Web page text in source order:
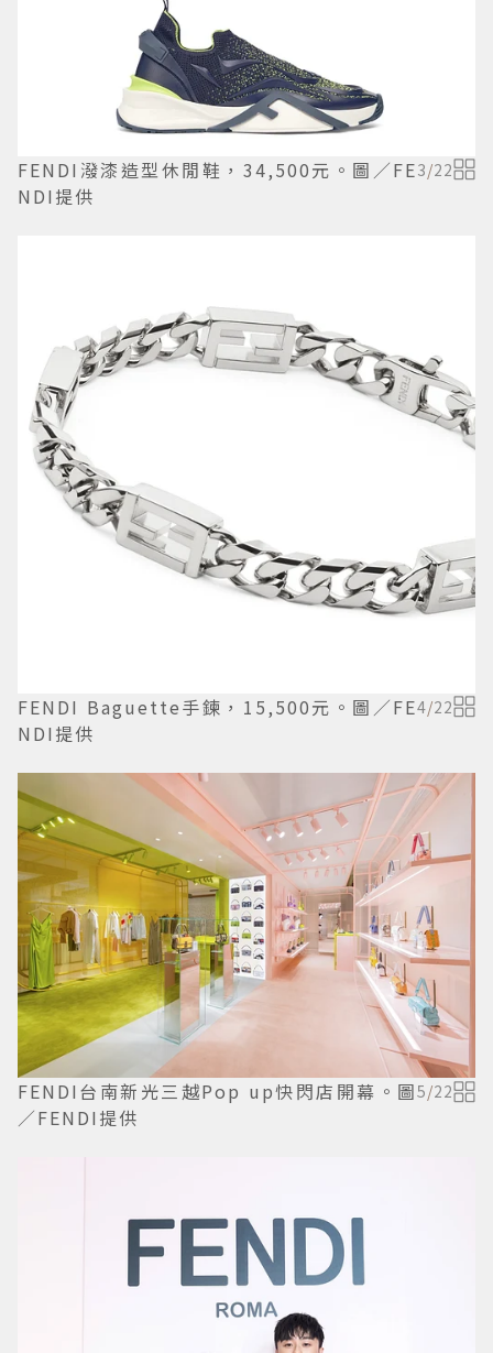
FENDI潑漆造型休閒鞋，34,500元。圖／FE
NDI提供
3/22
FENDI Baguette手鍊，15,500元。圖／FE
NDI提供
4/22
FENDI台南新光三越Pop up快閃店開幕。圖
／FENDI提供
5/22